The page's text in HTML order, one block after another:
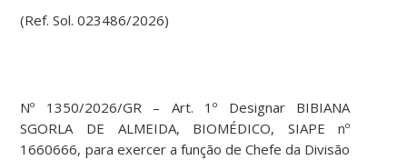
(Ref. Sol. 023486/2026)
Nº 1350/2026/GR – Art. 1º Designar BIBIANA
SGORLA DE ALMEIDA, BIOMÉDICO, SIAPE nº
1660666, para exercer a função de Chefe da Divisão